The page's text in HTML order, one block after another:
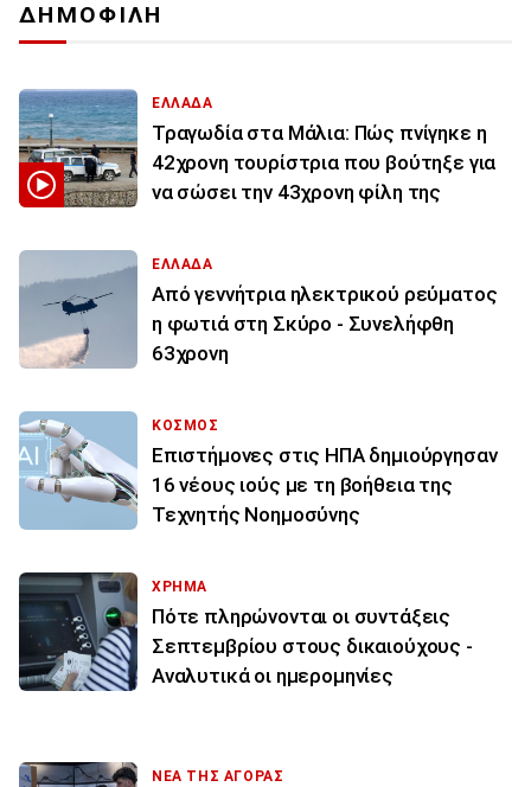
ΔΗΜΟΦΙΛΗ
ΕΛΛΑΔΑ
Τραγωδία στα Μάλια: Πώς πνίγηκε η
42χρονη τουρίστρια που βούτηξε για
να σώσει την 43χρονη φίλη της
ΕΛΛΑΔΑ
Από γεννήτρια ηλεκτρικού ρεύματος
η φωτιά στη Σκύρο - Συνελήφθη
63χρονη
ΚΟΣΜΟΣ
Επιστήμονες στις ΗΠΑ δημιούργησαν
16 νέους ιούς με τη βοήθεια της
Τεχνητής Νοημοσύνης
ΧΡΗΜΑ
Πότε πληρώνονται οι συντάξεις
Σεπτεμβρίου στους δικαιούχους -
Αναλυτικά οι ημερομηνίες
ΝΕΑ ΤΗΣ ΑΓΟΡΑΣ